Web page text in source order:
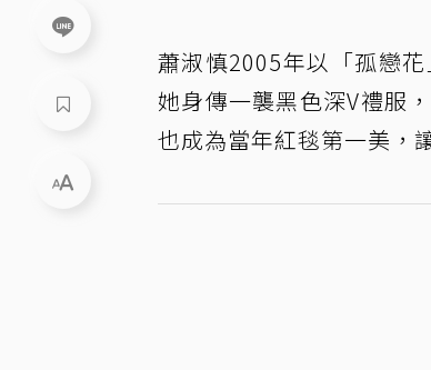
蕭淑慎2005年以「孤戀
她身傳一襲黑色深V禮服
也成為當年紅毯第一美，